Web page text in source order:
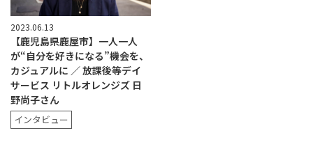
2023.06.13
【鹿児島県鹿屋市】一人一人
が“自分を好きになる”機会を、
カジュアルに ／ 放課後等デイ
サービス リトルオレンジズ 日
野尚子さん
インタビュー